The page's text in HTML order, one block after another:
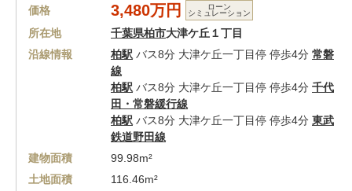
価格 3,480万円 ローン
シミュレーション
所在地 千葉県柏市大津ケ丘１丁目
沿線情報
柏駅 バス8分 大津ケ丘一丁目停 停歩4分 常磐
線
柏駅 バス8分 大津ケ丘一丁目停 停歩4分 千代
田・常磐緩行線
柏駅 バス8分 大津ケ丘一丁目停 停歩4分 東武
鉄道野田線
建物面積
99.98m²
土地面積
116.46m²